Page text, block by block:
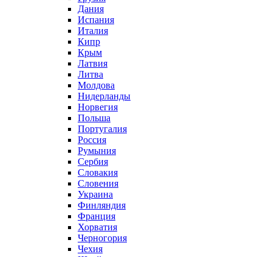
Дания
Испания
Италия
Кипр
Крым
Латвия
Литва
Молдова
Нидерланды
Норвегия
Польша
Португалия
Россия
Румыния
Сербия
Словакия
Словения
Украина
Финляндия
Франция
Хорватия
Черногория
Чехия